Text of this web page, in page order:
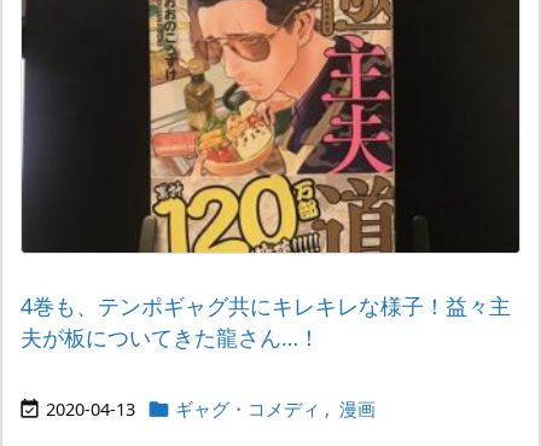
4巻も、テンポギャグ共にキレキレな様子！益々主
夫が板についてきた龍さん…！
 2020-04-13  ギャグ・コメディ , 漫画